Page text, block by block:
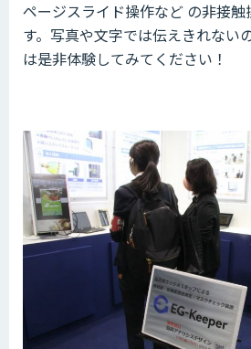
ページスライド操作など の非接触
す。写真や文字では伝えきれない
は是非体験してみてください！